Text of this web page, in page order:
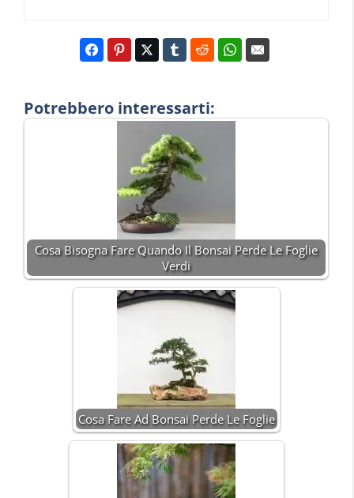
Potrebbero interessarti:
Cosa Bisogna Fare Quando Il Bonsai Perde Le Foglie
Verdi
Cosa Fare Ad Bonsai Perde Le Foglie